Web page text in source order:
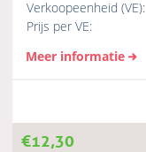
Verkoopeenheid (VE):
Prijs per VE:
Meer informatie
€12,30